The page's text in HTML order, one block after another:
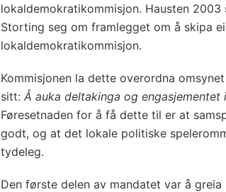
lokaldemokratikommisjon. Hausten 2003
Storting seg om framlegget om å skipa
lokaldemokratikommisjon.
Kommisjonen la dette overordna
sitt: Å auka deltakinga og
Føresetnaden for å få dette til er at
godt, og at det lokale politiske
tydeleg.
Den første delen av mandatet var å